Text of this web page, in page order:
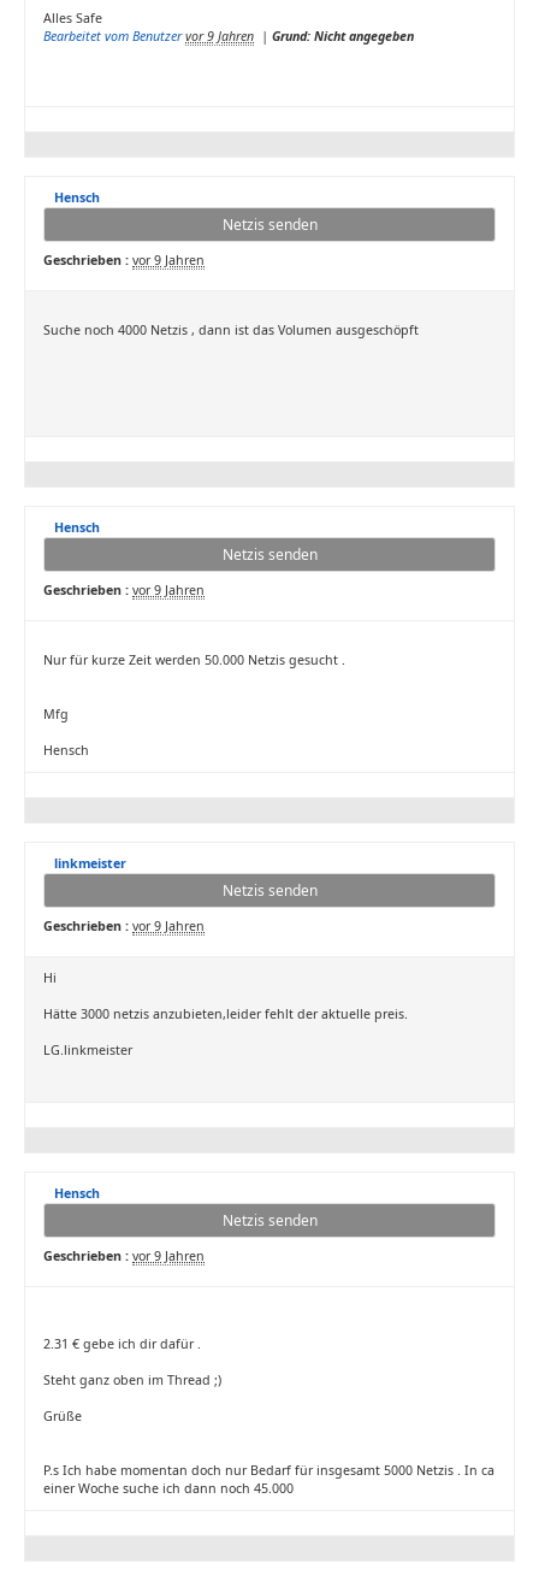
Alles Safe
Bearbeitet vom Benutzer vor 9 Jahren | Grund: Nicht angegeben
Hensch
Netzis senden
Geschrieben : vor 9 Jahren
Suche noch 4000 Netzis , dann ist das Volumen ausgeschöpft
Hensch
Netzis senden
Geschrieben : vor 9 Jahren
Nur für kurze Zeit werden 50.000 Netzis gesucht .
Mfg
Hensch
linkmeister
Netzis senden
Geschrieben : vor 9 Jahren
Hi
Hätte 3000 netzis anzubieten,leider fehlt der aktuelle preis.
LG.linkmeister
Hensch
Netzis senden
Geschrieben : vor 9 Jahren
2.31 € gebe ich dir dafür .
Steht ganz oben im Thread ;)
Grüße
P.s Ich habe momentan doch nur Bedarf für insgesamt 5000 Netzis . In ca
einer Woche suche ich dann noch 45.000